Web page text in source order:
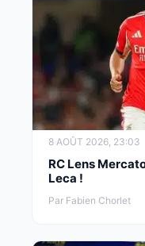
8 AOÛT 2026, 23:03
RC Lens
Leca !
Par Fabien Chorlet